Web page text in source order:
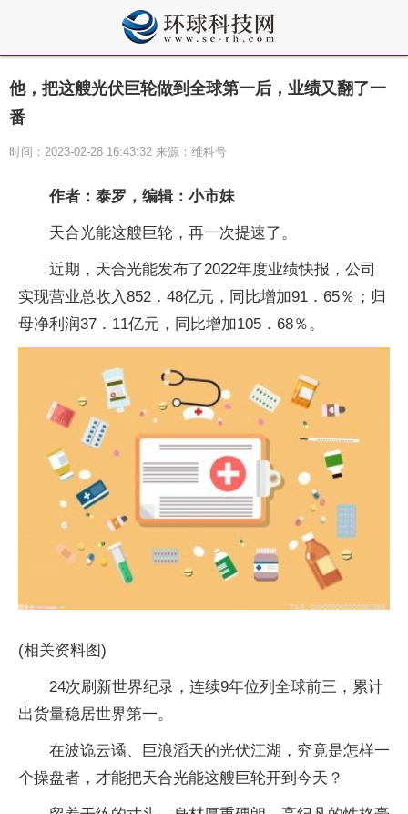
他，把这艘光伏巨轮做到全球第一后，业绩又翻了一
番
时间：2023-02-28 16:43:32 来源：维科号
作者：泰罗，编辑：小市妹
天合光能这艘巨轮，再一次提速了。
近期，天合光能发布了2022年度业绩快报，公司
实现营业总收入852．48亿元，同比增加91．65％；归
母净利润37．11亿元，同比增加105．68％。
(相关资料图)
24次刷新世界纪录，连续9年位列全球前三，累计
出货量稳居世界第一。
在波诡云谲、巨浪滔天的光伏江湖，究竟是怎样一
个操盘者，才能把天合光能这艘巨轮开到今天？